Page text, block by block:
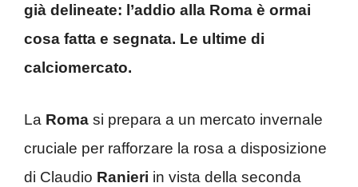
già delineate: l’addio alla Roma è ormai
cosa fatta e segnata. Le ultime di
calciomercato.
La Roma si prepara a un mercato invernale
cruciale per rafforzare la rosa a disposizione
di Claudio Ranieri in vista della seconda